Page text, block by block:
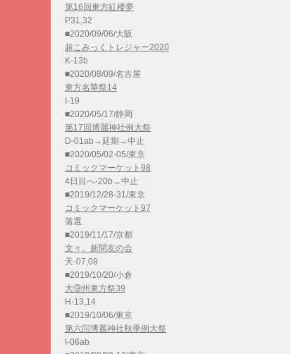
第16回東方紅楼夢
P31,32
■2020/09/06/大阪
超こみっくトレジャー2020
K-13b
■2020/08/09/名古屋
東方名華祭14
I-19
■2020/05/17/静岡
第17回博麗神社例大祭
D-01ab→延期→中止
■2020/05/02-05/東京
コミックマーケット98
4日目へ-20b→中止
■2019/12/28-31/東京
コミックマーケット97
落選
■2019/11/17/京都
文々。新聞友の会
天-07,08
■2019/10/20/小倉
大⑨州東方祭39
H-13,14
■2019/10/06/東京
第六回博麗神社秋季例大祭
I-06ab